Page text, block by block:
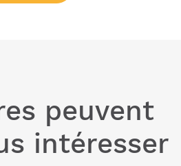
peuvent
intéresser